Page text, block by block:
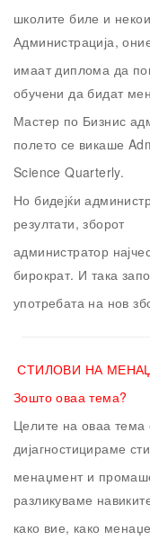
школите биле и
Администрација,
имаат диплома да
обучени да бидат
Мастер по Бизнис
полето се викаше
Science Quarterly.
Но бидејќи
резултати, зборот
администратор
бирократ. И така
употребата на нов
СТИЛОВИ НА
Зошто оваа тема?
Целите на оваа тема
дијагностицираме
менаџмент и
разликуваме
како вие, како